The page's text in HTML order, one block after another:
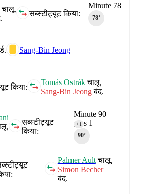
Minute 78
78‎’‎
सब्स्टीट्यूट किया:
चालू.
Sang-Bin Jeong
किया:
Tomás Ostrákचालू.
Sang-Bin Jeongबंद.
Minute 90
plus 1
90‎’‎
+1
सब्स्टीट्यूट
किया:
Palmer Aultचालू.
Simon Becher
बंद.